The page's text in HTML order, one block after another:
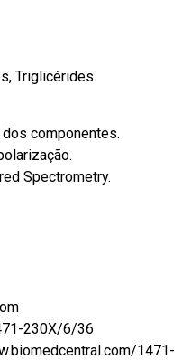
Triglicérides.
componentes.
Spectrometry.
230X/6/36
1471-